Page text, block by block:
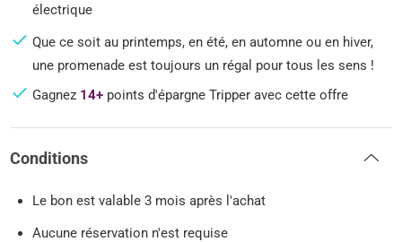
électrique
Que ce soit au printemps, en été, en automne ou en hiver,
une promenade est toujours un régal pour tous les sens !
Gagnez 14+ points d'épargne Tripper avec cette offre
Conditions
Le bon est valable 3 mois après l'achat
Aucune réservation n'est requise